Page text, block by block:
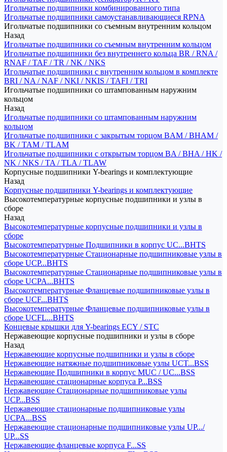
Игольчатые подшипники комбинированного типа
Игольчатые подшипники самоустанавливающиеся RPNA
Игольчатые подшипники со съемным внутренним кольцом
Назад
Игольчатые подшипники со съемным внутренним кольцом
Игольчатые подшипники без внутреннего кольца BR / RNA /
RNAF / TAF / TR / NK / NKS
Игольчатые подшипники с внутренним кольцом в комплекте
BRI / NA / NAF / NKI / NKIS / TAFI / TRI
Игольчатые подшипники со штампованным наружним
кольцом
Назад
Игольчатые подшипники со штампованным наружним
кольцом
Игольчатые подшипники с закрытым торцом BAM / BHAM /
BK / TAM / TLAM
Игольчатые подшипники с открытым торцом BA / BHA / HK /
NK / NKS / TA / TLA / TLAW
Корпусные подшипники Y-bearings и комплектующие
Назад
Корпусные подшипники Y-bearings и комплектующие
Высокотемпературные корпусные подшипники и узлы в
сборе
Назад
Высокотемпературные корпусные подшипники и узлы в
сборе
Высокотемпературные Подшипники в корпус UC...BHTS
Высокотемпературные Стационарные подшипниковые узлы в
сборе UCP...BHTS
Высокотемпературные Стационарные подшипниковые узлы в
сборе UCPA...BHTS
Высокотемпературные Фланцевые подшипниковые узлы в
сборе UCF...BHTS
Высокотемпературные Фланцевые подшипниковые узлы в
сборе UCFL...BHTS
Концевые крышки для Y-bearings ECY / STC
Нержавеющие корпусные подшипники и узлы в сборе
Назад
Нержавеющие корпусные подшипники и узлы в сборе
Нержавеющие натяжные подшипниковые узлы UCT...BSS
Нержавеющие Подшипники в корпус MUC / UC...BSS
Нержавеющие стационарные корпуса P...BSS
Нержавеющие Стационарные подшипниковые узлы
UCP...BSS
Нержавеющие стационарные подшипниковые узлы
UCPA...BSS
Нержавеющие стационарные подшипниковые узлы UP.../
UP...SS
Нержавеющие фланцевые корпуса F...SS